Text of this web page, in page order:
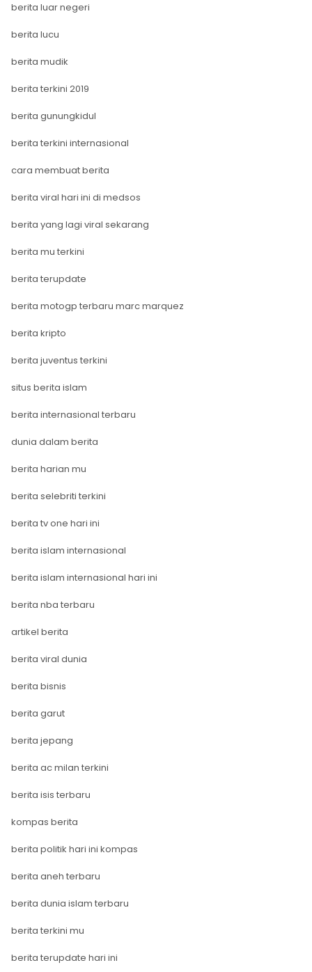
berita luar negeri
berita lucu
berita mudik
berita terkini 2019
berita gunungkidul
berita terkini internasional
cara membuat berita
berita viral hari ini di medsos
berita yang lagi viral sekarang
berita mu terkini
berita terupdate
berita motogp terbaru marc marquez
berita kripto
berita juventus terkini
situs berita islam
berita internasional terbaru
dunia dalam berita
berita harian mu
berita selebriti terkini
berita tv one hari ini
berita islam internasional
berita islam internasional hari ini
berita nba terbaru
artikel berita
berita viral dunia
berita bisnis
berita garut
berita jepang
berita ac milan terkini
berita isis terbaru
kompas berita
berita politik hari ini kompas
berita aneh terbaru
berita dunia islam terbaru
berita terkini mu
berita terupdate hari ini